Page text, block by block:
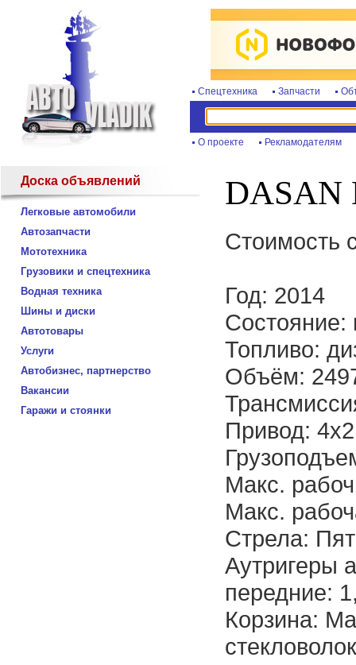
Спецтехника Запчасти
О проекте Рекламодателям
Доска объявлений
Легковые автомобили
Автозапчасти
Мототехника
Грузовики и спецтехника
Водная техника
Шины и диски
Автотовары
Услуги
Автобизнес, партнерство
Вакансии
Гаражи и стоянки
DASAN
Стоимость
Год: 2014
Состояние:
Топливо:
Объём:
Привод: 4x2
Макс.
Макс.
Стрела:
Аутригеры
передние:
Корзина: